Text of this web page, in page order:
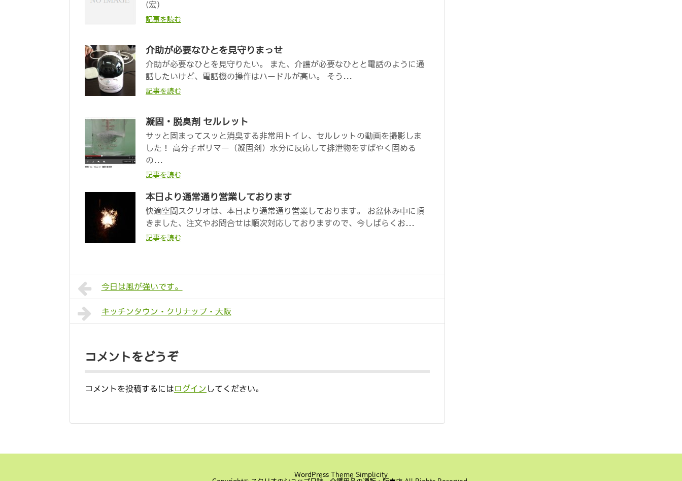
(宏)
記事を読む
介助が必要なひとを見守りまっせ
介助が必要なひとを見守りたい。 また、介護が必要なひとと電話のように通
話したいけど、電話機の操作はハードルが高い。 そう...
記事を読む
凝固・脱臭剤 セルレット
サッと固まってスッと消臭する非常用トイレ、セルレットの動画を撮影しま
した！ 高分子ポリマー（凝固剤）水分に反応して排泄物をすばやく固める
の...
記事を読む
本日より通常通り営業しております
快適空間スクリオは、本日より通常通り営業しております。 お盆休み中に頂
きました、注文やお問合せは順次対応しておりますので、今しばらくお...
記事を読む
今日は風が強いです。
キッチンタウン・クリナップ・大阪
コメントをどうぞ
コメントを投稿するにはログイン してください。
WordPress Theme Simplicity